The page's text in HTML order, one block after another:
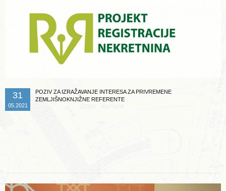
31
05.2021
POZIV ZA IZRAŽAVANJE INTERESA ZA PRIVREMENE
ZEMLJIŠNOKNJIŽNE REFERENTE